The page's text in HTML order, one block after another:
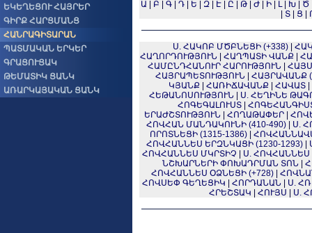
ԵԿԵՂԵՑՈՒ ՀԱՅՐԵՐ
ԳԻՐՔ ՀԱՐՑՄԱՆՑ
ՀԱՆՐԱԳԻՏԱՐԱՆ
ՊԱՏՄԱԿԱՆ ԵՐԿԵՐ
ԳՐԱՑՈՒՑԱԿ
ԹԵՄԱՏԻԿ ՑԱՆԿ
ԱՌԱՐԿԱՅԱԿԱՆ ՑԱՆԿ
Ա Բ Գ| Դ| Ե Զ| Է| Ը Թ| Ժ| Ի| Լ| Խ| Ծ
Տ Ց
Ս. ՀԱԿՈԲ ՄԾԲՆԵՑԻ (+338)
ՀԱՂՈՐԴՈՒԹՅՈՒՆ
ՀԱՂՊԱՏԻ ՎԱՆՔ
ՀԱՄԸՆԴՀԱՆՈՒՐ ՀԱՐՈՒԹՅՈՒՆ
ՀԱՅՐԱՊԵՏՈՒԹՅՈՒՆ
ՀԱՅՐԱՎԱՆՔ
ԿՅԱՆՔ
ՀԱՌԻՃԱՎԱՆՔ ՀԱՎԱՏ
ՀԵԹԱՆՈՍՈՒԹՅՈՒՆ
Ս. ՀԵՂԻՆԵ
ՀՈԳԵԳԱԼՈՒՍՏ
ԵՐԱԺՇՏՈՒԹՅՈՒՆ
ՀՈՂԱԹԱՓԵՐ|
ՀՈՎՀԱՆ ՄԱՆԴԱԿՈՒՆԻ (410-490)
Ս.
ՈՐՈՏՆԵՑԻ (1315-1386)
ՀՈՎՀԱՆՆԵՍ ԵՐԶՆԿԱՑԻ (1230-1293)
ՀՈՎՀԱՆՆԵՍ ՄԿՐՏԻՉ
Ս.
ՆՇԽԱՐՆԵՐԻ ՓՈԽԱԴՐՄԱՆ ՏՈՆ
ՀՈՎՀԱՆՆԵՍ ՕՁՆԵՑԻ (+728)|
ՀՈՎՍԵՓ ԳԵՂԵՑԻԿ
ՀՈՐԴԱՆԱՆ
Ս.
ՀՐԵՇՏԱԿ
ՀՈՒՅՍ Ս.